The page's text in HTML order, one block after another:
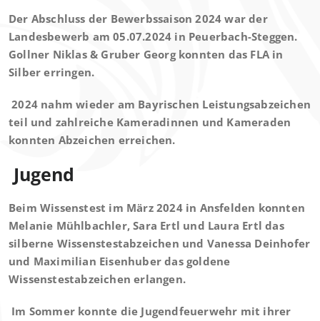
Der Abschluss der Bewerbssaison 2024 war der
Landesbewerb am 05.07.2024 in Peuerbach-Steggen.
Gollner Niklas & Gruber Georg konnten das FLA in
Silber erringen.
2024 nahm wieder am Bayrischen Leistungsabzeichen
teil und zahlreiche Kameradinnen und Kameraden
konnten Abzeichen erreichen.
Jugend
Beim Wissenstest im März 2024 in Ansfelden konnten
Melanie Mühlbachler, Sara Ertl und Laura Ertl das
silberne Wissenstestabzeichen und Vanessa Deinhofer
und Maximilian Eisenhuber das goldene
Wissenstestabzeichen erlangen.
Im Sommer konnte die Jugendfeuerwehr mit ihrer